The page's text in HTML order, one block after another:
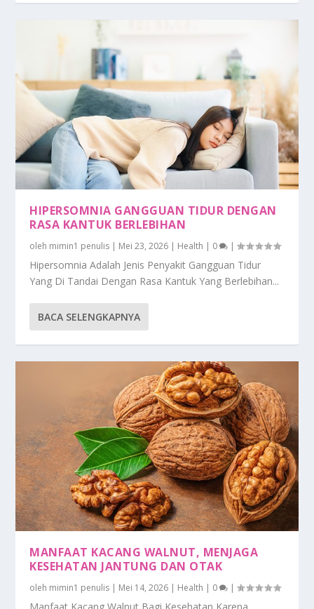
HIPERSOMNIA GANGGUAN TIDUR DENGAN
RASA KANTUK BERLEBIHAN
oleh mimin1 penulis | Mei 23, 2026 | Health | 0 |
Hipersomnia Adalah Jenis Penyakit Gangguan Tidur
Yang Di Tandai Dengan Rasa Kantuk Yang Berlebihan...
BACA SELENGKAPNYA
MANFAAT KACANG WALNUT, MENJAGA
KESEHATAN JANTUNG DAN OTAK
oleh mimin1 penulis | Mei 14, 2026 | Health | 0 |